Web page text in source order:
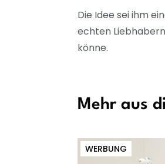
Die Idee sei ihm
echten
könne.
Mehr aus
WERBUNG